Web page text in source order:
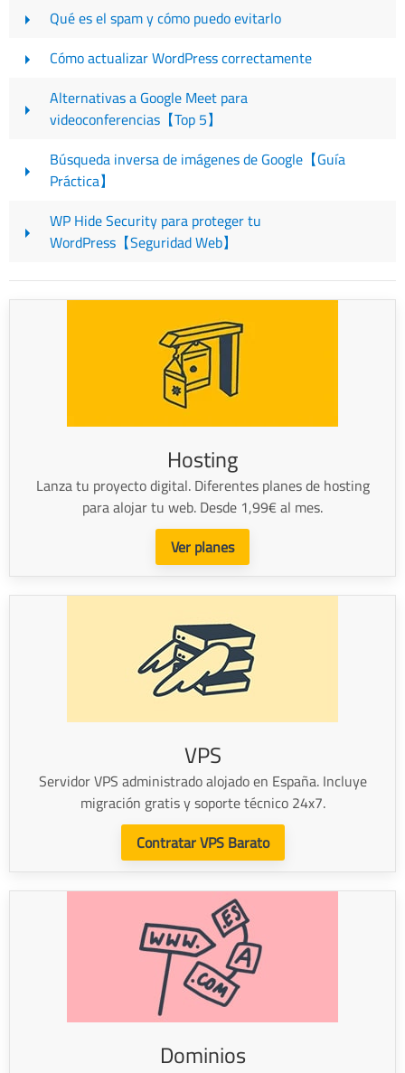
Qué es el spam y cómo puedo evitarlo
Cómo actualizar WordPress correctamente
Alternativas a Google Meet para
videoconferencias【Top 5】
Búsqueda inversa de imágenes de Google【Guía
Práctica】
WP Hide Security para proteger tu
WordPress【Seguridad Web】
Hosting
Lanza tu proyecto digital. Diferentes planes de hosting
para alojar tu web. Desde 1,99€ al mes.
Ver planes
VPS
Servidor VPS administrado alojado en España. Incluye
migración gratis y soporte técnico 24x7.
Contratar VPS Barato
Dominios